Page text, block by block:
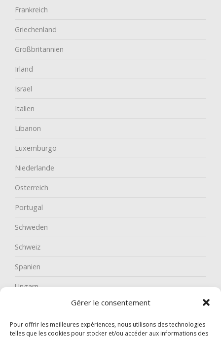
Gérer le consentement
Pour offrir les meilleures expériences, nous utilisons des technologies
telles que les cookies pour stocker et/ou accéder aux informations des
Frankreich
Griechenland
Großbritannien
Irland
Israel
Italien
Libanon
Luxemburgo
Niederlande
Österreich
Portugal
Schweden
Schweiz
Spanien
Ungarn